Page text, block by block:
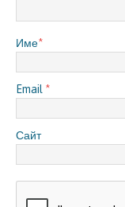
Име*
Email *
Сайт